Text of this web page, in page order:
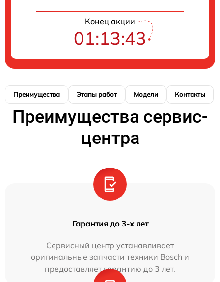
Конец акции
01:13:42
Преимущества Этапы работ Модели Контакты
Преимущества сервис-
центра
Гарантия до 3-х лет
Сервисный центр устанавливает
оригинальные запчасти техники Bosch и
предоставляет гарантию до 3 лет.